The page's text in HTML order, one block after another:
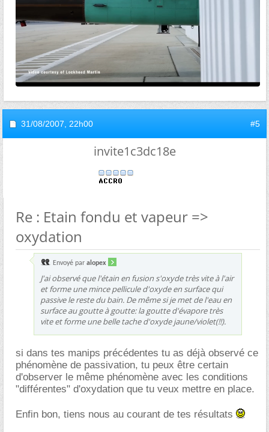
31/08/2007, 22h00 #5
invite1c3dc18e
Re : Etain fondu et vapeur =>
oxydation
Envoyé par alopex
J'ai observé que l'étain en fusion s'oxyde très vite à l'air
et forme une mince pellicule d'oxyde en surface qui
passive le reste du bain. De même si je met de l'eau en
surface au goutte à goutte: la goutte d'évapore très
vite et forme une belle tache d'oxyde jaune/violet(!!).
si dans tes manips précédentes tu as déjà observé ce
phénomène de passivation, tu peux être certain
d'observer le même phénomène avec les conditions
"différentes" d'oxydation que tu veux mettre en place.
Enfin bon, tiens nous au courant de tes résultats